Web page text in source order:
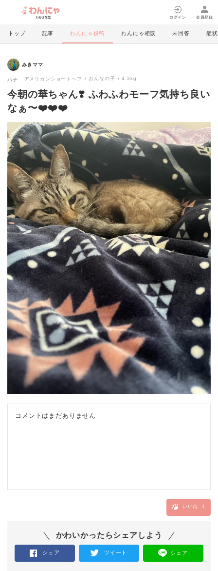
ログイン 会員登録
トップ 記事 わんにゃ投稿 わんにゃ相談 未回答 症状
みきママ
ハナ アメリカンショートヘア おんなの子 4.3kg
今朝の華ちゃん❣️ ふわふわモーフ気持ち良い
なぁ〜❤️❤️❤️
コメントはまだありません
いいね 1
かわいかったらシェアしよう
シェア ツイート シェア